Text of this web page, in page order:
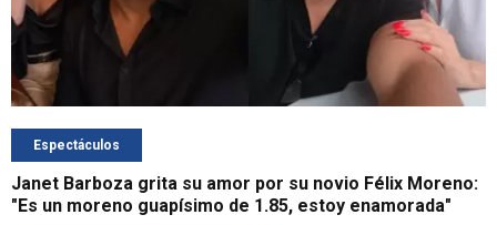
Espectáculos
Janet Barboza grita su amor por su novio Félix Moreno:
"Es un moreno guapísimo de 1.85, estoy enamorada"